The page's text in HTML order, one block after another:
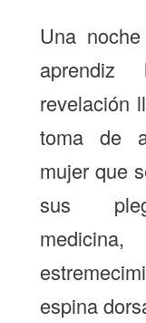
Una
aprendiz
revelación
toma de
mujer que
sus
espina